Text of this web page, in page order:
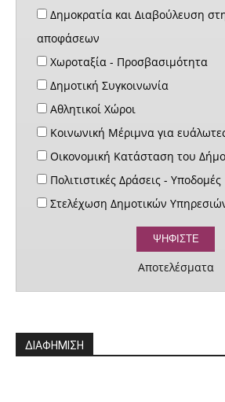
Δημοκρατία και Διαβούλευση
αποφάσεων
Χωροταξία - Προσβασιμότητα
Δημοτική Συγκοινωνία
Αθλητικοί Χώροι
Κοινωνική Μέριμνα για
Οικονομική Κατάσταση του
Πολιτιστικές Δράσεις - Υποδομές
Στελέχωση Δημοτικών
Αποτελέσματα
ΔΙΑΦΗΜΙΣΗ